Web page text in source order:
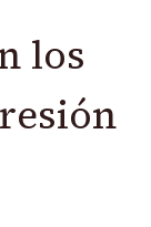
los